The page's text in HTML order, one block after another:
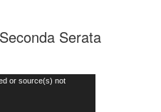
Serata
or source(s) not